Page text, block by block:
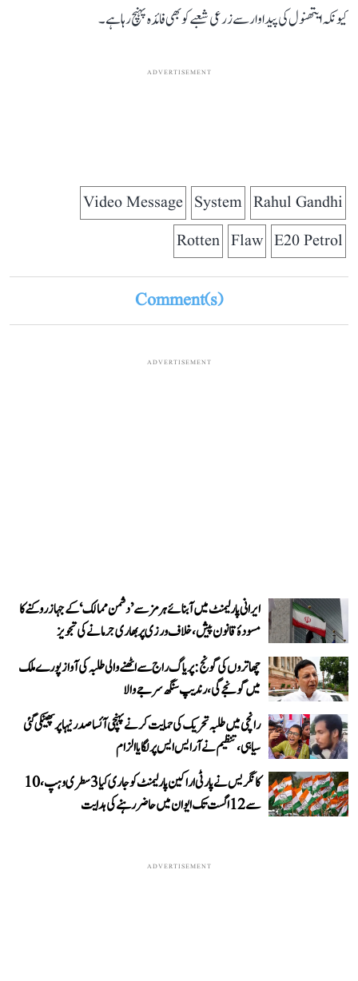
کیونکہ ایتھنول کی پیداوار سے زرعی شعبے کو بھی فائدہ پہنچ رہا ہے۔
ADVERTISEMENT
Rahul Gandhi
System
Video Message
E20 Petrol
Flaw
Rotten
Comment(s)
ADVERTISEMENT
ایرانی پارلیمنٹ میں آبنائے ہرمز سے ’دشمن ممالک‘ کے جہاز روکنے کا
مسودۂ قانون پیش، خلاف ورزی پر بھاری جرمانے کی تجویز
چھاتروں کی گونج: پریاگ راج سے اٹھنے والی طلبہ کی آواز پورے ملک
میں گونجے گی، رندیپ سنگھ سرجے والا
رانچی میں طلبہ تحریک کی حمایت کرنے پہنچی آئسا صدر نیہا پر پھینکی گئی
سیاہی، تنظیم نے آر ایس ایس پر لگایا الزام
کانگریس نے پارٹی اراکین پارلیمنٹ کو جاری کیا 3 سطری وہپ، 10
سے 12 اگست تک ایوان میں حاضر رہنے کی ہدایت
ADVERTISEMENT